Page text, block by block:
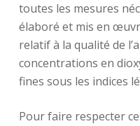
toutes les mesures
élaboré et mis en
relatif à la qualité de
concentrations en
fines sous les indices
Pour faire respecter